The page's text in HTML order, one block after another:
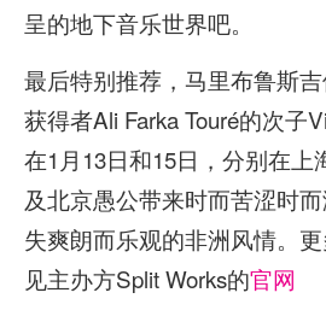
呈的地下音乐世界吧。
最后特别推荐，马里布鲁斯
获得者Ali Farka Touré的次子
在1月13日和15日，分别在上
及北京愚公带来时而苦涩时
失爽朗而乐观的非洲风情。
见主办方Split Works的官网